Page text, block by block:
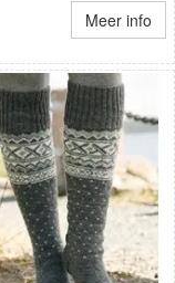
Meer info